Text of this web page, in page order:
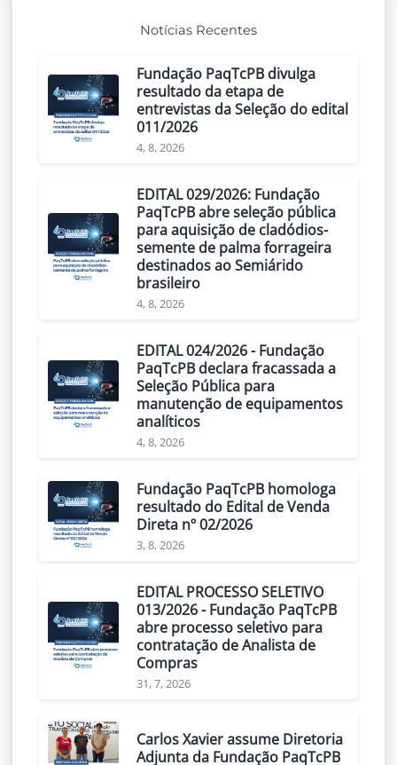
Notícias Recentes
Fundação PaqTcPB divulga
resultado da etapa de
entrevistas da Seleção do edital
011/2026
4, 8, 2026
EDITAL 029/2026: Fundação
PaqTcPB abre seleção pública
para aquisição de cladódios-
semente de palma forrageira
destinados ao Semiárido
brasileiro
4, 8, 2026
EDITAL 024/2026 - Fundação
PaqTcPB declara fracassada a
Seleção Pública para
manutenção de equipamentos
analíticos
4, 8, 2026
Fundação PaqTcPB homologa
resultado do Edital de Venda
Direta nº 02/2026
3, 8, 2026
EDITAL PROCESSO SELETIVO
013/2026 - Fundação PaqTcPB
abre processo seletivo para
contratação de Analista de
Compras
31, 7, 2026
Carlos Xavier assume Diretoria
Adjunta da Fundação PaqTcPB